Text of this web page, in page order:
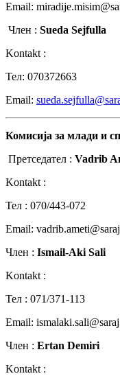
Email:
Член : Sueda Sejfulla
Kontakt :
Teл: 070372663
Email:
Комисија за млади и
Претседател : Vadrib
Kontakt :
Teл : 070/443-072
Email:
Член : Ismail-Aki Sali
Kontakt :
Teл : 071/371-113
Email:
Член : Ertan Demiri
Kontakt :